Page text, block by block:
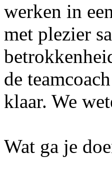
werken in
met plezier
de
klaar. We
Wat ga je